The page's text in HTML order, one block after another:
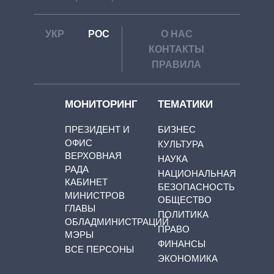
УКР РОС
О НАС
КОНТАКТЫ
ПРАВИЛА
МОНИТОРИНГ
ПРЕЗИДЕНТ И
ОФИС
ВЕРХОВНАЯ
РАДА
КАБИНЕТ
МИНИСТРОВ
ГЛАВЫ
ОБЛАДМИНИСТРАЦИЙ
МЭРЫ
ВСЕ ПЕРСОНЫ
ТЕМАТИКИ
БИЗНЕС
КУЛЬТУРА
НАУКА
НАЦИОНАЛЬНАЯ
БЕЗОПАСНОСТЬ
ОБЩЕСТВО
ПОЛИТИКА
ПРАВО
ФИНАНСЫ
ЭКОНОМИКА